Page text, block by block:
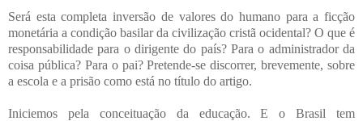
Será esta completa inversão de valores do humano para a ficção
monetária a condição basilar da civilização cristã ocidental? O que é
responsabilidade para o dirigente do país? Para o administrador da
coisa pública? Para o pai? Pretende-se discorrer, brevemente, sobre
a escola e a prisão como está no título do artigo.
Iniciemos pela conceituação da educação. E o Brasil tem